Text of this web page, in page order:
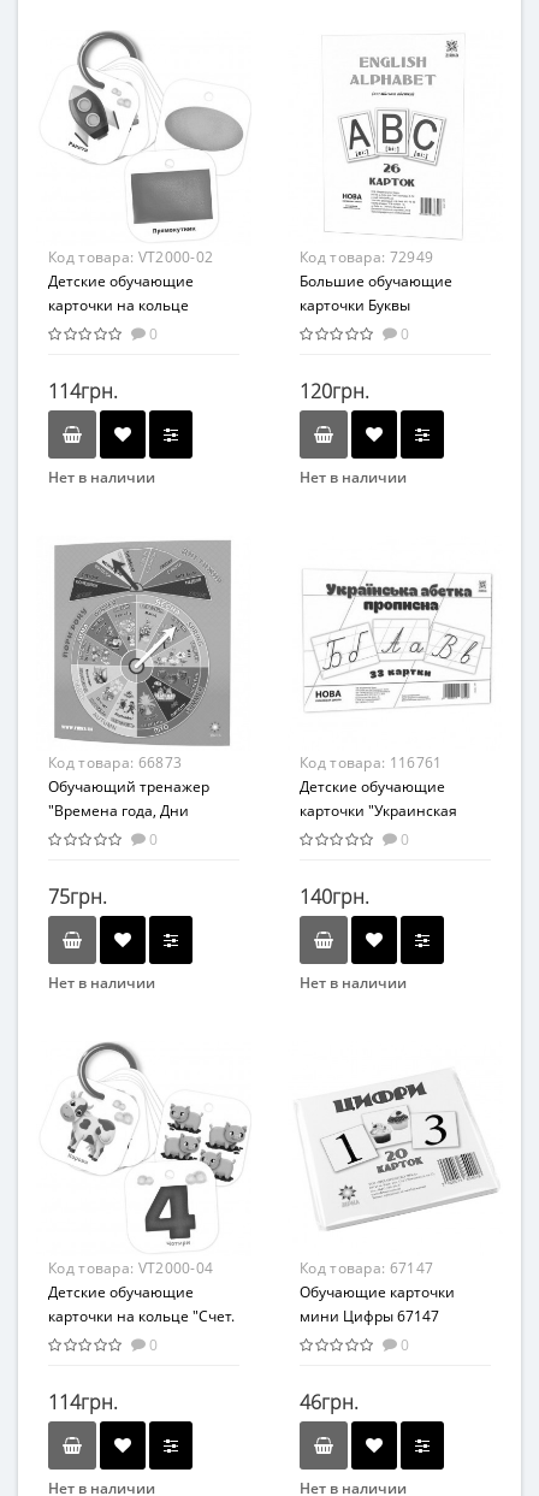
Развивающие
Возраст
От 6-ти лет
Возрастная группа
Картон
Развивающие
Возраст
От 3-х лет
Возрастная группа
От 3 лет
Материал
Комбинированный
Код товара: VT2000-02
Детские обучающие
карточки на кольце
"Фигуры и формы.
0
114грн.
Нет в наличии
Развивающие
Возраст
От 3-х лет
Возрастная группа
От 3 лет
Материал
Комбинированный
Код товара: 72949
Большие обучающие
карточки Буквы
Английские 72949 А 5
0
120грн.
Нет в наличии
Развивающие
Возраст
От 6-ти лет
Возрастная группа
От 6 лет
Картон
Код товара: 66873
Обучающий тренажер
"Времена года, Дни
недели" 66873 картонный
0
75грн.
Нет в наличии
Развивающие
Возраст
От 3-х лет
Возрастная группа
Картон
Код товара: 116761
Детские обучающие
карточки "Украинская
азбука прописная" 116761
0
140грн.
Нет в наличии
Развивающие
Возраст
От 6-ти лет
Возрастная группа
От 6 лет
Картон
Код товара: VT2000-04
Детские обучающие
карточки на кольце "Счет.
Ферма" VT2000-04
0
114грн.
Нет в наличии
Код товара: 67147
Обучающие карточки
мини Цифры 67147
110х110 мм
0
46грн.
Нет в наличии